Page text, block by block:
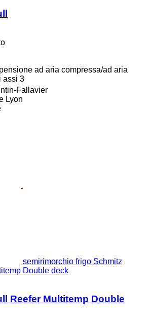
ad aria compressa/ad aria
assi 3
Fallavier
Lyon
semirimorchio frigo Schmitz
Double deck
Reefer Multitemp Double